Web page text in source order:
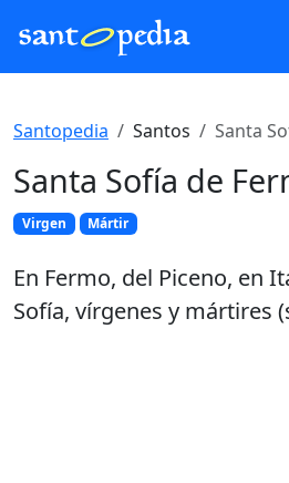
Santopedia Santos Santa
Santa Sofía de
Virgen Mártir
En Fermo, del Piceno, en
Sofía, vírgenes y mártires